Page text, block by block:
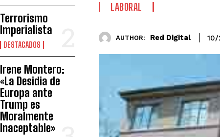
Terrorismo
Imperialista
DESTACADOS
Irene Montero:
«La Desidia de
Europa ante
Trump es
Moralmente
Inaceptable»
LABORAL
AUTHOR: Red Digital 10/